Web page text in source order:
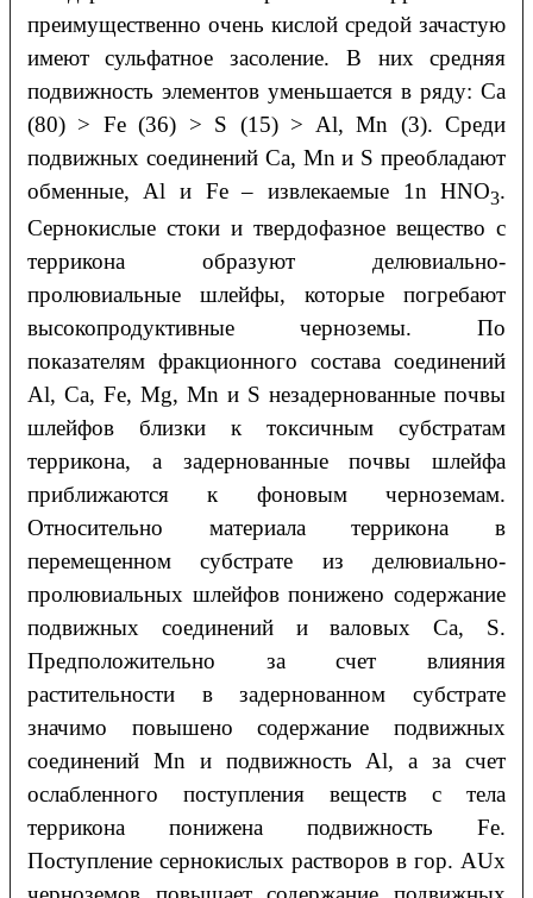
преимущественно очень кислой средой зачастую
имеют сульфатное засоление. В них средняя
подвижность элементов уменьшается в ряду: Ca
(80) > Fe (36) > S (15) > Al, Mn (3). Среди
подвижных соединений Ca, Mn и S преобладают
обменные, Al и Fe – извлекаемые 1n HNO3.
Сернокислые стоки и твердофазное вещество с
террикона образуют делювиально-
пролювиальные шлейфы, которые погребают
высокопродуктивные черноземы. По
показателям фракционного состава соединений
Al, Ca, Fe, Mg, Mn и S незадернованные почвы
шлейфов близки к токсичным субстратам
террикона, а задернованные почвы шлейфа
приближаются к фоновым черноземам.
Относительно материала террикона в
перемещенном субстрате из делювиально-
пролювиальных шлейфов понижено содержание
подвижных соединений и валовых Ca, S.
Предположительно за счет влияния
растительности в задернованном субстрате
значимо повышено содержание подвижных
соединений Mn и подвижность Al, а за счет
ослабленного поступления веществ с тела
террикона понижена подвижность Fe.
Поступление сернокислых растворов в гор. AUx